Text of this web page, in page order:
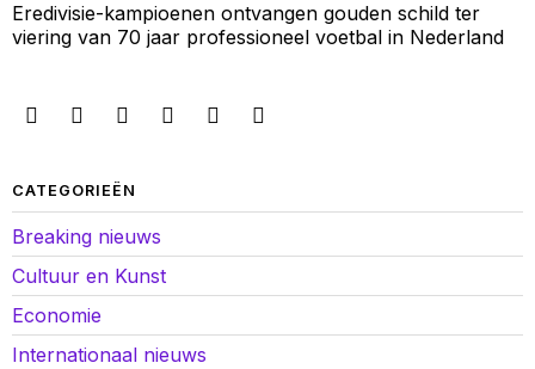
Eredivisie-kampioenen ontvangen gouden schild ter
viering van 70 jaar professioneel voetbal in Nederland
CATEGORIEËN
Breaking nieuws
Cultuur en Kunst
Economie
Internationaal nieuws